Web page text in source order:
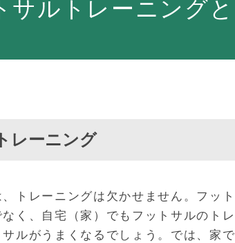
サルトレーニングと
レーニング
トレーニングは欠かせません。フット
く、自宅（家）でもフットサルのトレ
ルがうまくなるでしょう。では、家で